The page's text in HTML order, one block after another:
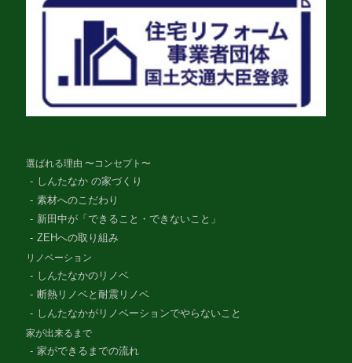
選ばれる理由 〜コンセプト〜
しんたなか の家づくり
素材へのこだわり
新田中が「できること・できないこと」
ZEHへの取り組み
リノベーション
しんたなかのリノベ
断熱リノベと耐震リノベ
しんたなかがリノベーションでやらないこと
家が出来るまで
家ができるまでの流れ